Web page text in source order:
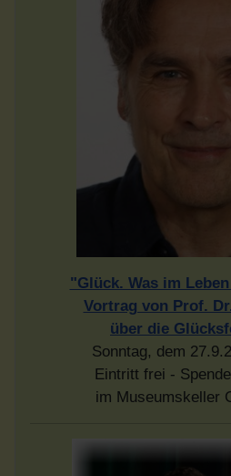
"Glück. Was im
Vortrag von Prof.
über die
Sonntag, dem
Eintritt frei -
im Museumskeller